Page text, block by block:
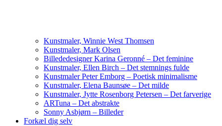
Kunstmaler, Winnie West Thomsen
Kunstmaler, Mark Olsen
Billededesigner Karina Geronné – Det feminine
Kunstmaler, Ellen Birch – Det stemnings fulde
Kunstmaler Peter Emborg – Poetisk minimalisme
Kunstmaler, Elena Baunsøe – Det milde
Kunstmaler, Jytte Rosenborg Petersen – Det farverige
ARTuna – Det abstrakte
Sonny Asbjørn – Billeder
Forkæl dig selv